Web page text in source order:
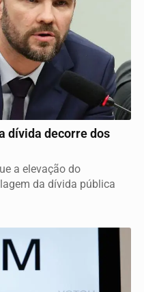
dívida decorre dos
a elevação do
da dívida pública